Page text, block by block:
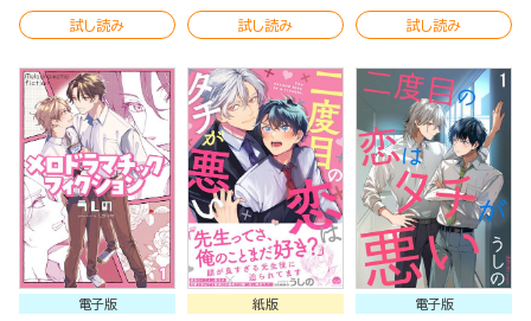
試し読み 試し読み 試し読み
電子版
紙版
電子版